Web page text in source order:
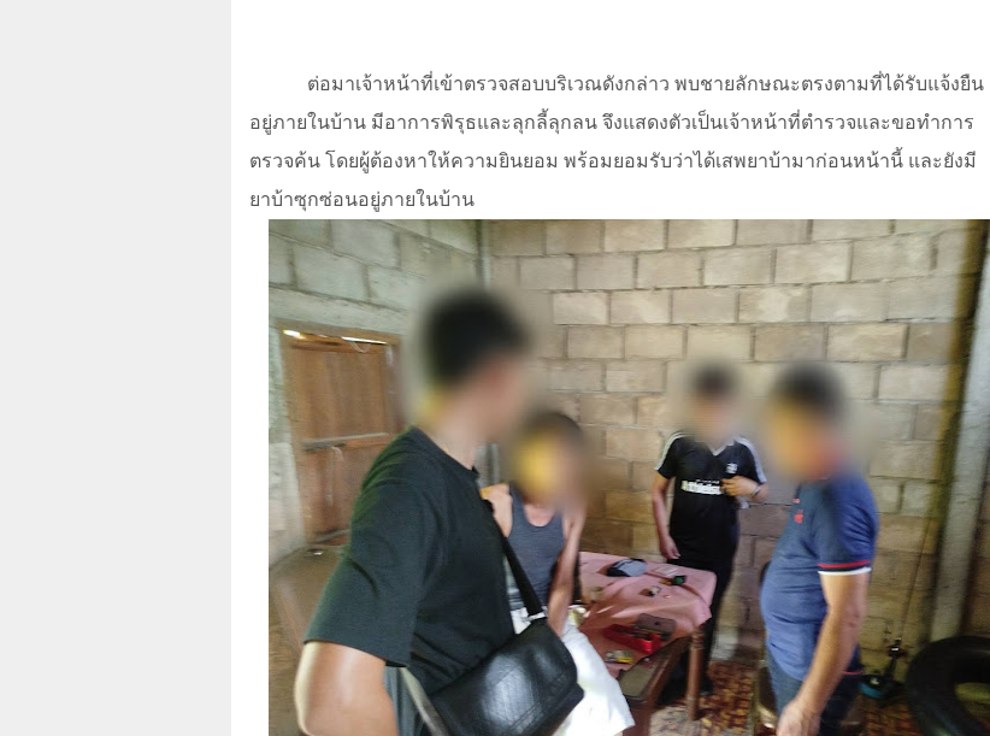
ต่อมาเจ้าหน้าที่เข้าตรวจสอบบริเวณดังกล่าว พบชายลักษณะตรงตามที่ได้รับแจ้งยืน
อยู่ภายในบ้าน มีอาการพิรุธและลุกลี้ลุกลน จึงแสดงตัวเป็นเจ้าหน้าที่ตำรวจและขอทำการ
ตรวจค้น โดยผู้ต้องหาให้ความยินยอม พร้อมยอมรับว่าได้เสพยาบ้ามาก่อนหน้านี้ และยังมี
ยาบ้าซุกซ่อนอยู่ภายในบ้าน